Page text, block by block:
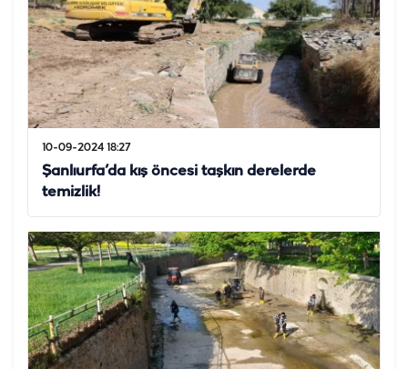
10-09-2024 18:27
Şanlıurfa’da kış öncesi taşkın derelerde
temizlik!